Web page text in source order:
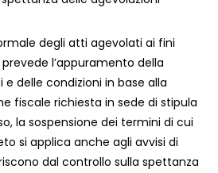
degli atti agevolati ai fini
l’appuramento della
e delle condizioni in base alla
fiscale richiesta in sede di stipula
la sospensione dei termini di cui
si applica anche agli avvisi di
dal controllo sulla spettanza